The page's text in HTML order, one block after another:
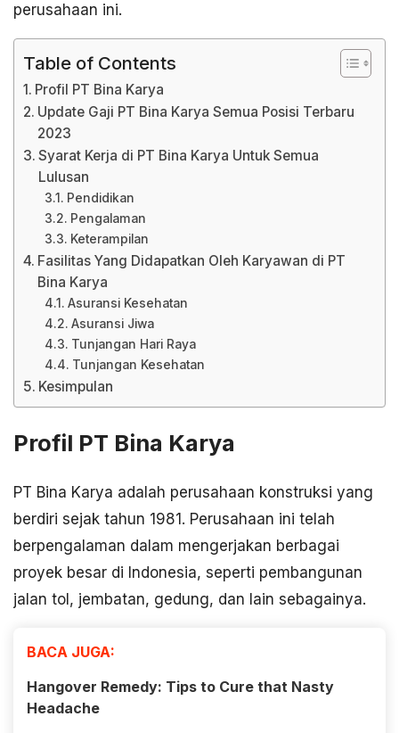
perusahaan ini.
Table of Contents
Profil PT Bina Karya
Update Gaji PT Bina Karya Semua Posisi Terbaru
2023
Syarat Kerja di PT Bina Karya Untuk Semua
Lulusan
Pendidikan
Pengalaman
Keterampilan
Fasilitas Yang Didapatkan Oleh Karyawan di PT
Bina Karya
Asuransi Kesehatan
Asuransi Jiwa
Tunjangan Hari Raya
Tunjangan Kesehatan
Kesimpulan
Profil PT Bina Karya
PT Bina Karya adalah perusahaan konstruksi yang
berdiri sejak tahun 1981. Perusahaan ini telah
berpengalaman dalam mengerjakan berbagai
proyek besar di Indonesia, seperti pembangunan
jalan tol, jembatan, gedung, dan lain sebagainya.
BACA JUGA:
Hangover Remedy: Tips to Cure that Nasty
Headache